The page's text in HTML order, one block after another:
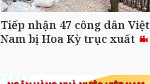
Tiếp nhận 47 công dân Việt
Nam bị Hoa Kỳ trục xuất